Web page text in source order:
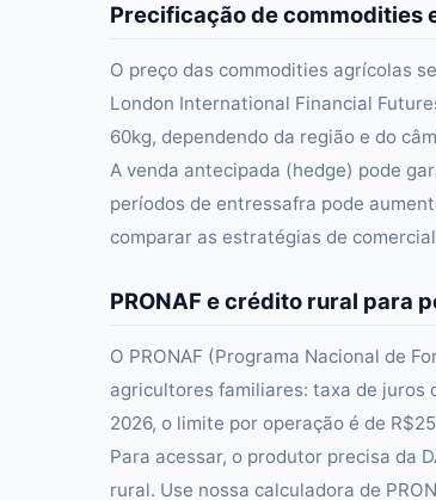
Precificação de commodities
O preço das commodities agrícolas
London International Financial
60kg, dependendo da região e do
A venda antecipada (hedge) pode
períodos de entressafra pode
comparar as estratégias de
PRONAF e crédito rural para
O PRONAF (Programa Nacional de
agricultores familiares: taxa de juros
2026, o limite por operação é de
Para acessar, o produtor precisa da
rural. Use nossa calculadora de